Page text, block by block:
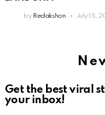
by Redakshon July 15,
Get the best viral
your inbox!